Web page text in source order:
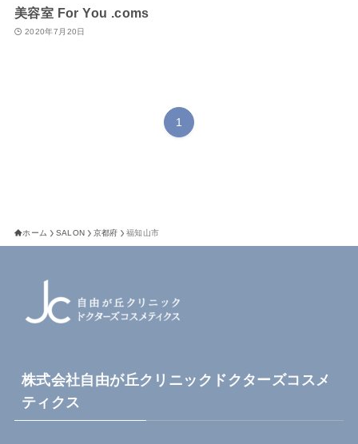
美容室 For You .coms
2020年7月20日
1
ホーム SALON 京都府 福知山市
株式会社自由が丘クリニックドクターズコスメ
ティクス